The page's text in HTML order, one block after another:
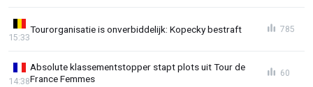
Tourorganisatie is onverbiddelijk: Kopecky bestraft
15:33
785
Absolute klassementstopper stapt plots uit Tour de
France Femmes
14:38
60